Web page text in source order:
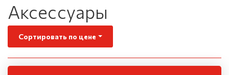
Аксессуары
Сортировать по цене